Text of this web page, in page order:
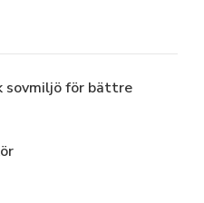
sovmiljö för bättre